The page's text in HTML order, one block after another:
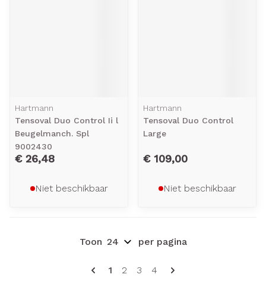
Hartmann
Tensoval Duo Control Ii l
Beugelmanch. Spl
9002430
€ 26,48
Niet beschikbaar
Hartmann
Tensoval Duo Control
Large
€ 109,00
Niet beschikbaar
Pagina's
U lees momenteel pagina
1 Pagina
2 Pagina
3 Pagina
4
Toon per pagina